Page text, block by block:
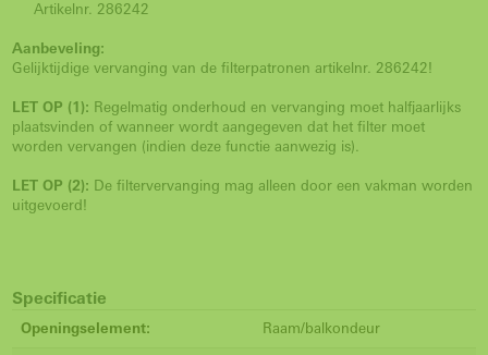
Artikelnr. 286242
Aanbeveling:
Gelijktijdige vervanging van de filterpatronen artikelnr. 286242!
LET OP (1): Regelmatig onderhoud en vervanging moet halfjaarlijks
plaatsvinden of wanneer wordt aangegeven dat het filter moet
worden vervangen (indien deze functie aanwezig is).
LET OP (2): De filtervervanging mag alleen door een vakman worden
uitgevoerd!
Specificatie
Openingselement: Raam/balkondeur